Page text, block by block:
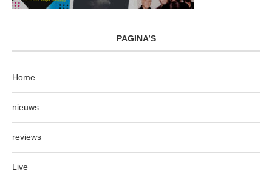
PAGINA’S
Home
nieuws
reviews
Live